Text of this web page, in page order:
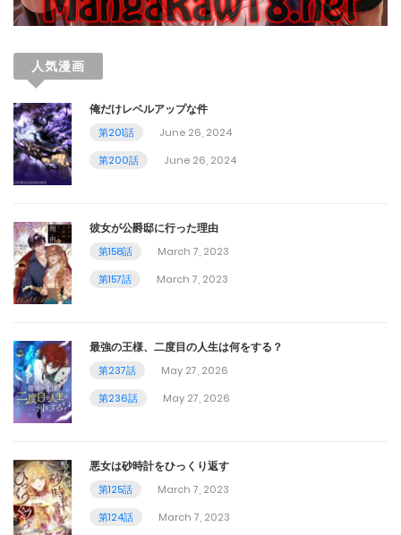
第36話
第35話
August 2, 2023
第34話
第33話
July 19, 2023
第32話
July 12, 2023
第31話
July 5, 2023
June 28, 2023
第29話
人気漫画
俺だけレベルアップな件
第201話
June 26, 2024
第200話
June 26, 2024
彼女が公爵邸に行った理由
第158話
March 7, 2023
第157話
March 7, 2023
最強の王様、二度目の人生は何をする？
第237話
May 27, 2026
第236話
May 27, 2026
悪女は砂時計をひっくり返す
第125話
March 7, 2023
第124話
March 7, 2023